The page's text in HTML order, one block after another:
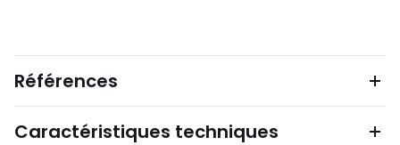
Références
Caractéristiques techniques